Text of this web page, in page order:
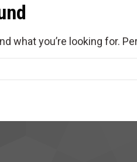
what you’re looking for.